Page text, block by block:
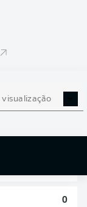
visualização
2027
0